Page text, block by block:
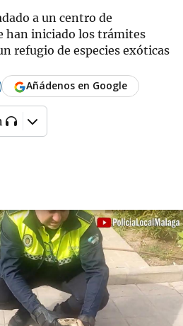
a un centro de
han iniciado los trámites
refugio de especies exóticas
Añádenos en Google